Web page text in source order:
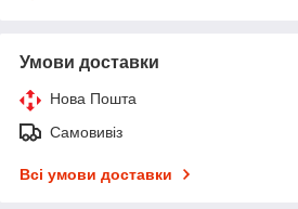
Умови доставки
Нова Пошта
Самовивіз
Всі умови доставки